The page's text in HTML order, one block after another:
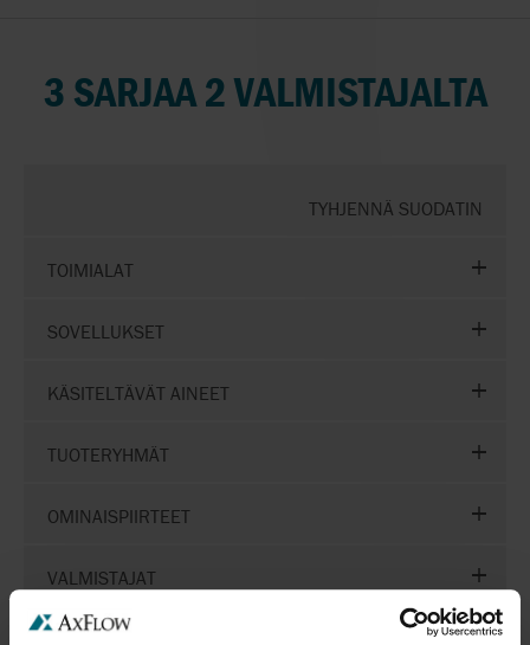
3 SARJAA 2 VALMISTAJALTA
TYHJENNÄ SUODATIN
TOIMIALAT
SOVELLUKSET
KÄSITELTÄVÄT AINEET
TUOTERYHMÄT
OMINAISPIIRTEET
VALMISTAJAT
STANDARDIT